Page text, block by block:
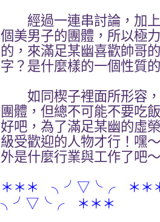
經過一連串討論，加上
個美男子的團體，所以極
的，來滿足某幽喜歡帥哥
字？是什麼樣的一個性質
如同楔子裡面所形容，
團體，但總不可能不要吃
好吧，為了滿足某幽的虛
級受歡迎的人物才行！嘿
外是什麼行業與工作了吧～
＊＊＊ ╮╯▽╰╭＊＊
╮╯▽╰╭＊＊＊